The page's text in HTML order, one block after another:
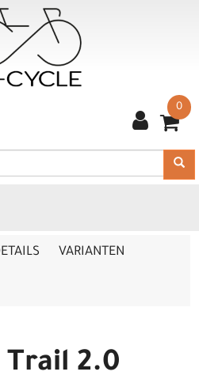
0
VARIANTEN
Trail 2.0